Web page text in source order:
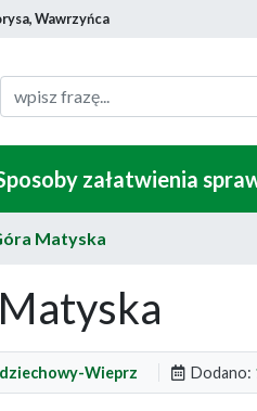
Wawrzyńca
załatwienia
Matyska
Wieprz Dodano: